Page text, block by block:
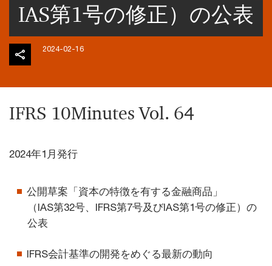
IAS第1号の修正）の公表
2024-02-16
IFRS 10Minutes Vol. 64
2024年1月発行
公開草案「資本の特徴を有する金融商品」
（IAS第32号、IFRS第7号及びIAS第1号の修正）の
公表
IFRS会計基準の開発をめぐる最新の動向